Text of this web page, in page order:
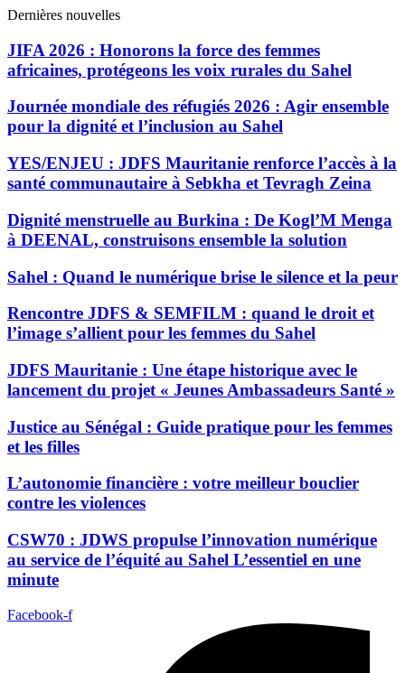
Dernières nouvelles
JIFA 2026 : Honorons la force des femmes
africaines, protégeons les voix rurales du Sahel
Journée mondiale des réfugiés 2026 : Agir ensemble
pour la dignité et l’inclusion au Sahel
YES/ENJEU : JDFS Mauritanie renforce l’accès à la
santé communautaire à Sebkha et Tevragh Zeina
Dignité menstruelle au Burkina : De Kogl’M Menga
à DEENAL, construisons ensemble la solution
Sahel : Quand le numérique brise le silence et la peur
Rencontre JDFS & SEMFILM : quand le droit et
l’image s’allient pour les femmes du Sahel
JDFS Mauritanie : Une étape historique avec le
lancement du projet « Jeunes Ambassadeurs Santé »
Justice au Sénégal : Guide pratique pour les femmes
et les filles
L’autonomie financière : votre meilleur bouclier
contre les violences
CSW70 : JDWS propulse l’innovation numérique
au service de l’équité au Sahel L’essentiel en une
minute
Facebook-f